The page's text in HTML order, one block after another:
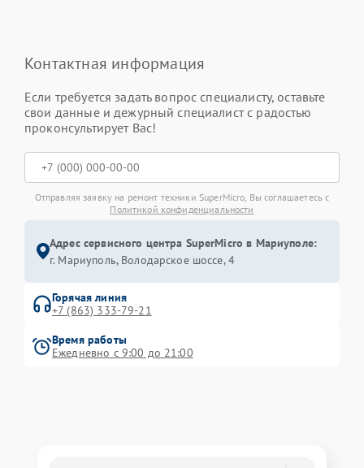
Контактная информация
Если требуется задать вопрос специалисту, оставьте
свои данные и дежурный специалист с радостью
проконсультирует Вас!
Отправляя заявку на ремонт техники SuperMicro, Вы соглашаетесь с
Политикой конфиденциальности
Адрес сервисного центра SuperMicro в Мариуполе:
г. Мариуполь, Володарское шоссе, 4
Горячая линия
+7 (863) 333-79-21
Время работы
Ежедневно с 9:00 до 21:00